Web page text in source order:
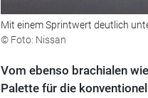
Mit einem Sprintwert deutlich
© Foto: Nissan
Vom ebenso brachialen
Palette für die